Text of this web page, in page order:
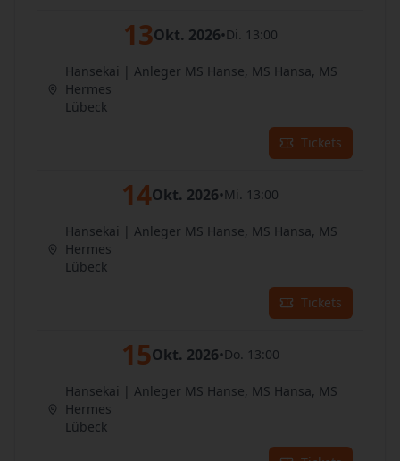
13Okt. 2026•Di. 13:00
Hansekai | Anleger MS Hanse, MS Hansa, MS
Hermes
Lübeck
Tickets
14Okt. 2026•Mi. 13:00
Hansekai | Anleger MS Hanse, MS Hansa, MS
Hermes
Lübeck
Tickets
15Okt. 2026•Do. 13:00
Hansekai | Anleger MS Hanse, MS Hansa, MS
Hermes
Lübeck